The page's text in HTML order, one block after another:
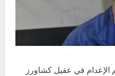
الإعدام في عقيل كشاورز